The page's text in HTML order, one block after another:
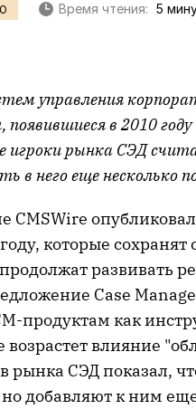
Время чтения: 5
управления
появившиеся в 2010
игроки рынка СЭД
в него еще несколько
CMSWire
которые
развивать
Case
продуктам как
влияние
рынка СЭД показал,
добавляют к ним